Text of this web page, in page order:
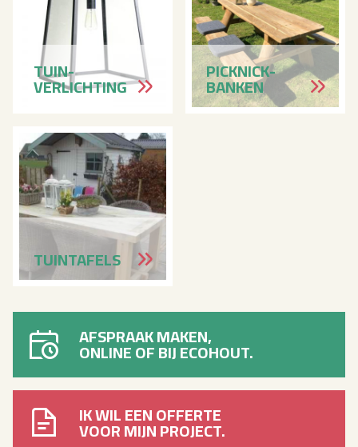
TUIN­
VERLICHT­ING
PICKNICK­
BANKEN
TUIN­TAFELS
AFSPRAAK MAKEN,
ONLINE OF BIJ ECOHOUT.
IK WIL EEN OFFERTE
VOOR MIJN PROJECT.